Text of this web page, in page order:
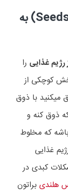
به
رژیم غذایی را
کوچکی از
میکنید با ذوق
ذوق کنه و
که مخلوط
غذایی
کبدی در
هلندیبراتون